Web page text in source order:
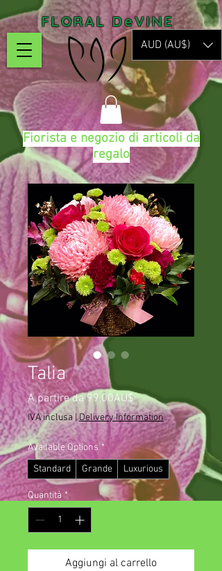
FLORAL DeVINE
AUD (AU$)
Fiorista e negozio di articoli da
regalo
Talia
A partire da99,00AU$Prezzo
scontato
IVA inclusa|Delivery Information
Available Options *
Standard
Grande Luxurious
Quantità *
Aggiungi al carrello